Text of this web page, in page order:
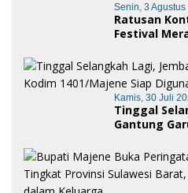
Senin, 3
Ratusan
Festival
Royong dan
Kamis, 30 Juli
Tinggal
Gantung